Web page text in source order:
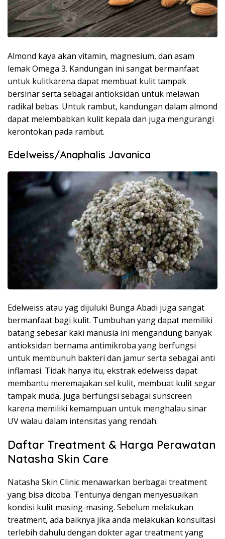
Almond kaya akan vitamin, magnesium, dan asam
lemak Omega 3. Kandungan ini sangat bermanfaat
untuk kulitkarena dapat membuat kulit tampak
bersinar serta sebagai antioksidan untuk melawan
radikal bebas. Untuk rambut, kandungan dalam almond
dapat melembabkan kulit kepala dan juga mengurangi
kerontokan pada rambut.
Edelweiss/Anaphalis Javanica
Edelweiss atau yag dijuluki Bunga Abadi juga sangat
bermanfaat bagi kulit. Tumbuhan yang dapat memiliki
batang sebesar kaki manusia ini mengandung banyak
antioksidan bernama antimikroba yang berfungsi
untuk membunuh bakteri dan jamur serta sebagai anti
inflamasi. Tidak hanya itu, ekstrak edelweiss dapat
membantu meremajakan sel kulit, membuat kulit segar
tampak muda, juga berfungsi sebagai sunscreen
karena memiliki kemampuan untuk menghalau sinar
UV walau dalam intensitas yang rendah.
Daftar Treatment & Harga Perawatan
Natasha Skin Care
Natasha Skin Clinic menawarkan berbagai treatment
yang bisa dicoba. Tentunya dengan menyesuaikan
kondisi kulit masing-masing. Sebelum melakukan
treatment, ada baiknya jika anda melakukan konsultasi
terlebih dahulu dengan dokter agar treatment yang